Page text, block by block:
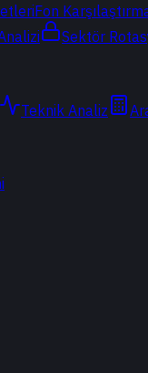
Fon
Sektör
Teknik Analiz